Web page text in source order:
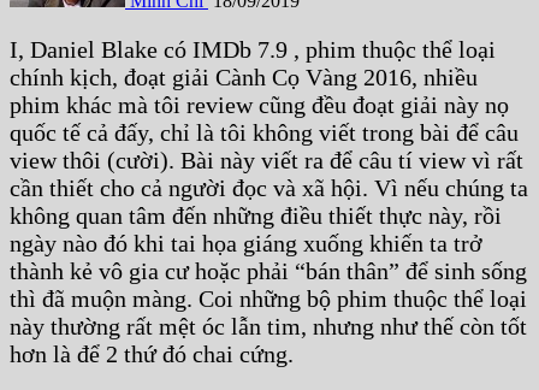
I, Daniel Blake có IMDb 7.9 , phim thuộc thể loại
chính kịch, đoạt giải Cành Cọ Vàng 2016, nhiều
phim khác mà tôi review cũng đều đoạt giải này nọ
quốc tế cả đấy, chỉ là tôi không viết trong bài để câu
view thôi (cười). Bài này viết ra để câu tí view vì rất
cần thiết cho cả người đọc và xã hội. Vì nếu chúng ta
không quan tâm đến những điều thiết thực này, rồi
ngày nào đó khi tai họa giáng xuống khiến ta trở
thành kẻ vô gia cư hoặc phải “bán thân” để sinh sống
thì đã muộn màng. Coi những bộ phim thuộc thể loại
này thường rất mệt óc lẫn tim, nhưng như thế còn tốt
hơn là để 2 thứ đó chai cứng.